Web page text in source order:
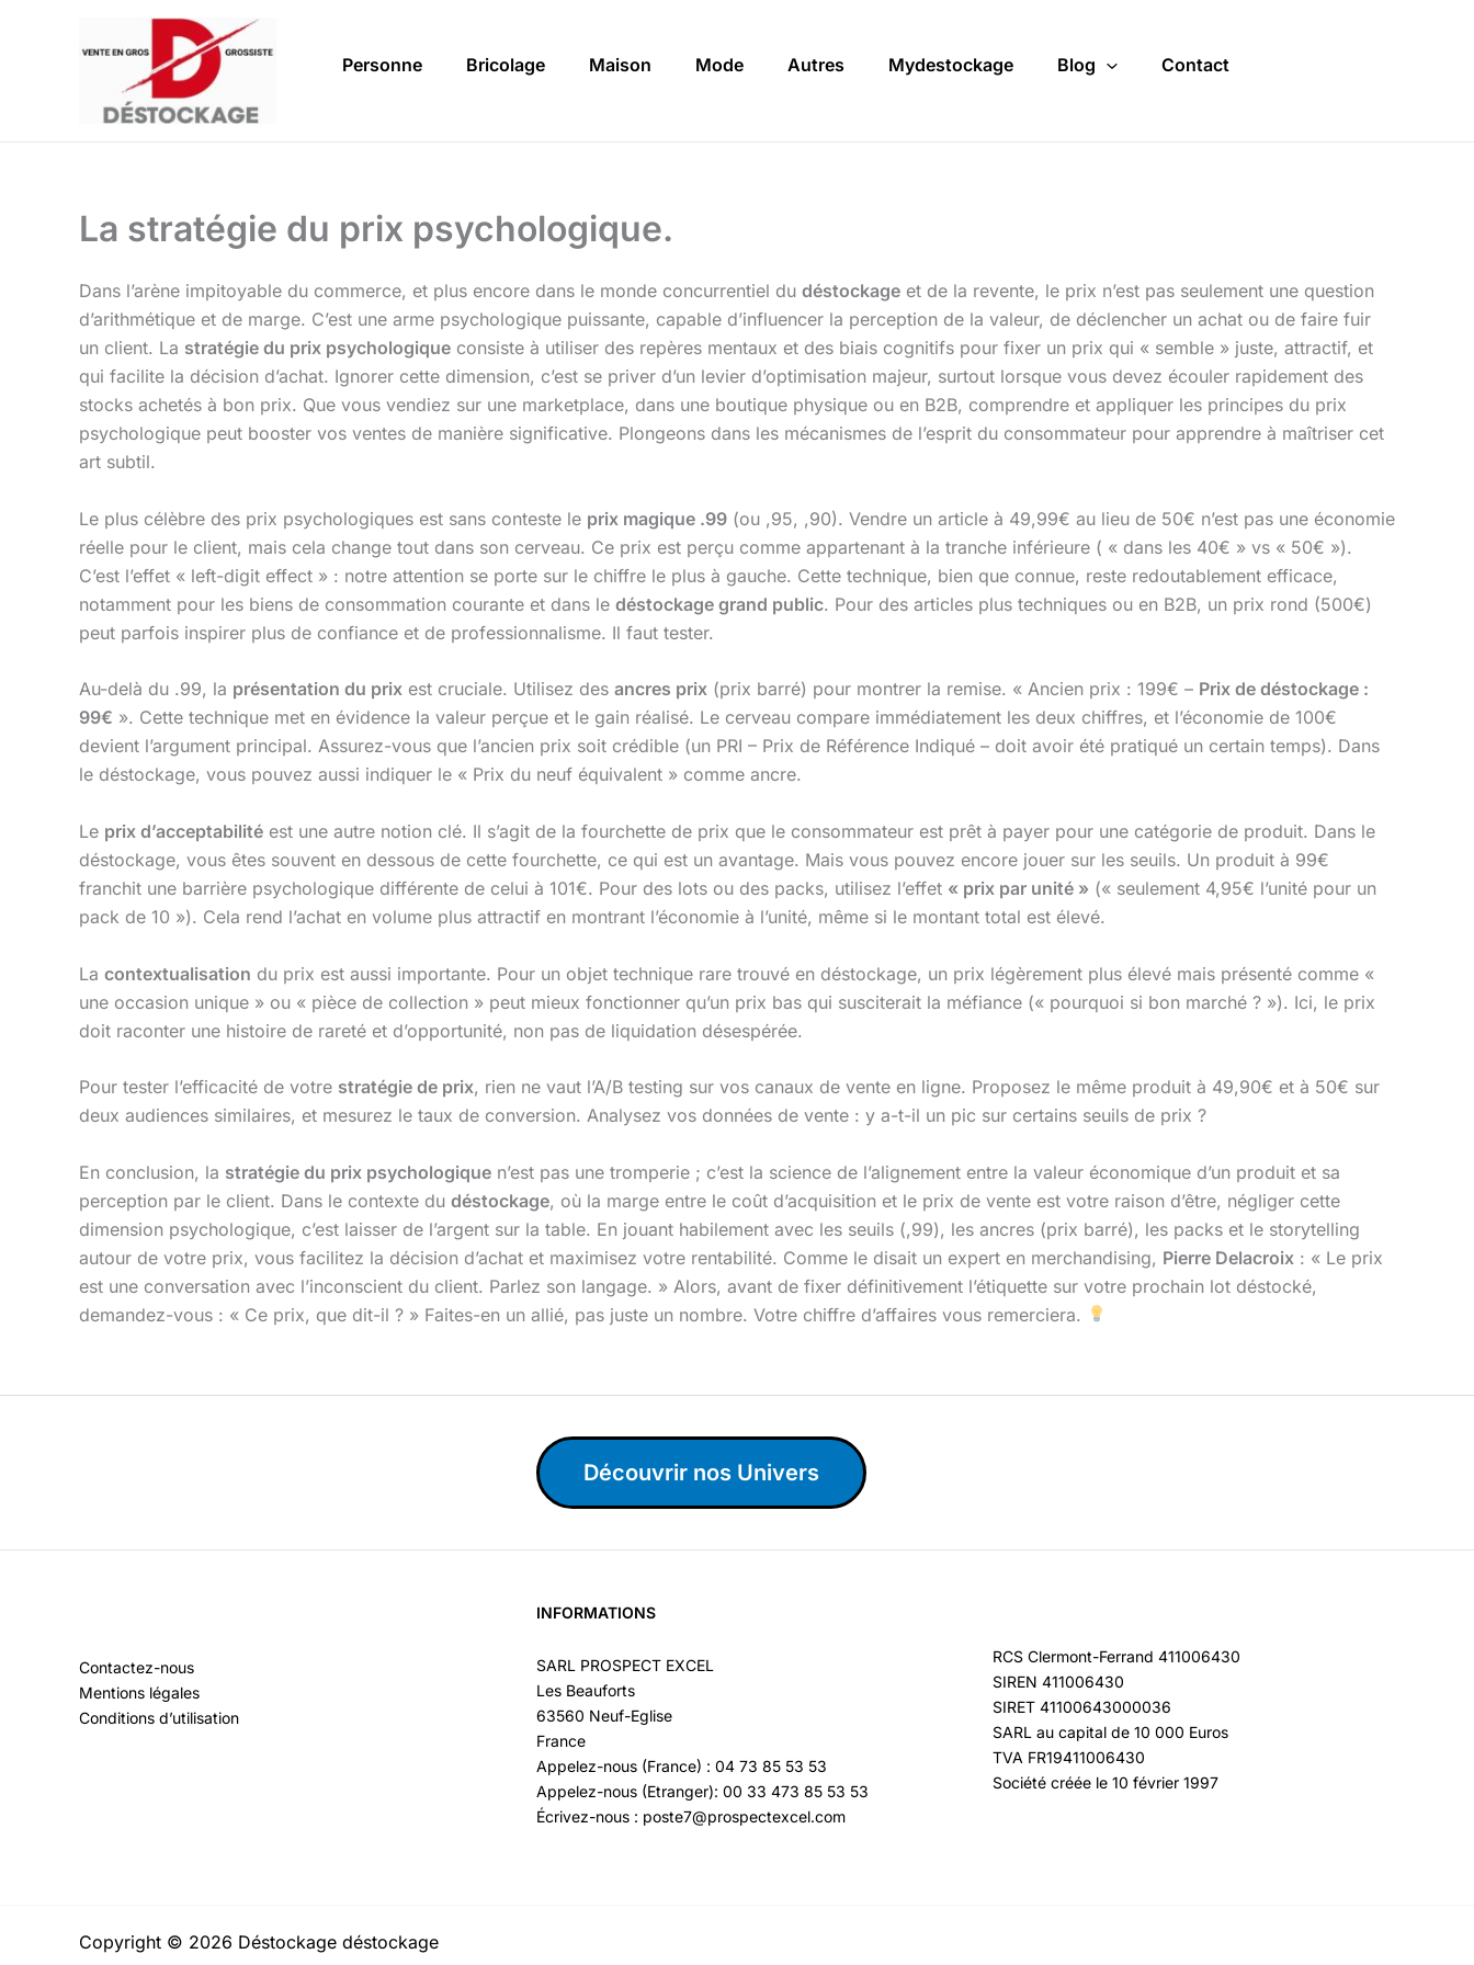
Personne Bricolage Maison Mode Autres Mydestockage Blog Contact
La stratégie du prix psychologique.
Dans l’arène impitoyable du commerce, et plus encore dans le monde concurrentiel du déstockage et de la revente, le prix n’est pas seulement une question
d’arithmétique et de marge. C’est une arme psychologique puissante, capable d’influencer la perception de la valeur, de déclencher un achat ou de faire fuir
un client. La stratégie du prix psychologique consiste à utiliser des repères mentaux et des biais cognitifs pour fixer un prix qui « semble » juste, attractif, et
qui facilite la décision d’achat. Ignorer cette dimension, c’est se priver d’un levier d’optimisation majeur, surtout lorsque vous devez écouler rapidement des
stocks achetés à bon prix. Que vous vendiez sur une marketplace, dans une boutique physique ou en B2B, comprendre et appliquer les principes du prix
psychologique peut booster vos ventes de manière significative. Plongeons dans les mécanismes de l’esprit du consommateur pour apprendre à maîtriser cet
art subtil.
Le plus célèbre des prix psychologiques est sans conteste le prix magique .99 (ou ,95, ,90). Vendre un article à 49,99€ au lieu de 50€ n’est pas une économie
réelle pour le client, mais cela change tout dans son cerveau. Ce prix est perçu comme appartenant à la tranche inférieure ( « dans les 40€ » vs « 50€ »).
C’est l’effet « left-digit effect » : notre attention se porte sur le chiffre le plus à gauche. Cette technique, bien que connue, reste redoutablement efficace,
notamment pour les biens de consommation courante et dans le déstockage grand public. Pour des articles plus techniques ou en B2B, un prix rond (500€)
peut parfois inspirer plus de confiance et de professionnalisme. Il faut tester.
Au-delà du .99, la présentation du prix est cruciale. Utilisez des ancres prix (prix barré) pour montrer la remise. « Ancien prix : 199€ – Prix de déstockage :
99€ ». Cette technique met en évidence la valeur perçue et le gain réalisé. Le cerveau compare immédiatement les deux chiffres, et l’économie de 100€
devient l’argument principal. Assurez-vous que l’ancien prix soit crédible (un PRI – Prix de Référence Indiqué – doit avoir été pratiqué un certain temps). Dans
le déstockage, vous pouvez aussi indiquer le « Prix du neuf équivalent » comme ancre.
Le prix d’acceptabilité est une autre notion clé. Il s’agit de la fourchette de prix que le consommateur est prêt à payer pour une catégorie de produit. Dans le
déstockage, vous êtes souvent en dessous de cette fourchette, ce qui est un avantage. Mais vous pouvez encore jouer sur les seuils. Un produit à 99€
franchit une barrière psychologique différente de celui à 101€. Pour des lots ou des packs, utilisez l’effet « prix par unité » (« seulement 4,95€ l’unité pour un
pack de 10 »). Cela rend l’achat en volume plus attractif en montrant l’économie à l’unité, même si le montant total est élevé.
La contextualisation du prix est aussi importante. Pour un objet technique rare trouvé en déstockage, un prix légèrement plus élevé mais présenté comme «
une occasion unique » ou « pièce de collection » peut mieux fonctionner qu’un prix bas qui susciterait la méfiance (« pourquoi si bon marché ? »). Ici, le prix
doit raconter une histoire de rareté et d’opportunité, non pas de liquidation désespérée.
Pour tester l’efficacité de votre stratégie de prix, rien ne vaut l’A/B testing sur vos canaux de vente en ligne. Proposez le même produit à 49,90€ et à 50€ sur
deux audiences similaires, et mesurez le taux de conversion. Analysez vos données de vente : y a-t-il un pic sur certains seuils de prix ?
En conclusion, la stratégie du prix psychologique n’est pas une tromperie ; c’est la science de l’alignement entre la valeur économique d’un produit et sa
perception par le client. Dans le contexte du déstockage, où la marge entre le coût d’acquisition et le prix de vente est votre raison d’être, négliger cette
dimension psychologique, c’est laisser de l’argent sur la table. En jouant habilement avec les seuils (,99), les ancres (prix barré), les packs et le storytelling
autour de votre prix, vous facilitez la décision d’achat et maximisez votre rentabilité. Comme le disait un expert en merchandising, Pierre Delacroix : « Le prix
est une conversation avec l’inconscient du client. Parlez son langage. » Alors, avant de fixer définitivement l’étiquette sur votre prochain lot déstocké,
demandez-vous : « Ce prix, que dit-il ? » Faites-en un allié, pas juste un nombre. Votre chiffre d’affaires vous remerciera.
Découvrir nos Univers
Contactez-nous
Mentions légales
Conditions d’utilisation
INFORMATIONS
SARL PROSPECT EXCEL
Les Beauforts
63560 Neuf-Eglise
France
Appelez-nous (France) : 04 73 85 53 53
Appelez-nous (Etranger): 00 33 473 85 53 53
Écrivez-nous : poste7@prospectexcel.com
RCS Clermont-Ferrand 411006430
SIREN 411006430
SIRET 41100643000036
SARL au capital de 10 000 Euros
TVA FR19411006430
Société créée le 10 février 1997
Copyright © 2026 Déstockage déstockage